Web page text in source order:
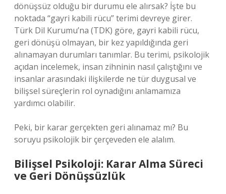
dönüşsüz olduğu bir durumu ele alırsak? İşte bu
noktada “gayri kabili rücu” terimi devreye girer.
Türk Dil Kurumu’na (TDK) göre, gayri kabili rücu,
geri dönüşü olmayan, bir kez yapıldığında geri
alınamayan durumları tanımlar. Bu terimi, psikolojik
açıdan incelemek, insan zihninin nasıl çalıştığını ve
insanlar arasındaki ilişkilerde ne tür duygusal ve
bilişsel süreçlerin rol oynadığını anlamamıza
yardımcı olabilir.
Peki, bir karar gerçekten geri alınamaz mı? Bu
soruyu psikolojik bir çerçeveden ele alalım.
Bilişsel Psikoloji: Karar Alma Süreci
ve Geri Dönüşsüzlük